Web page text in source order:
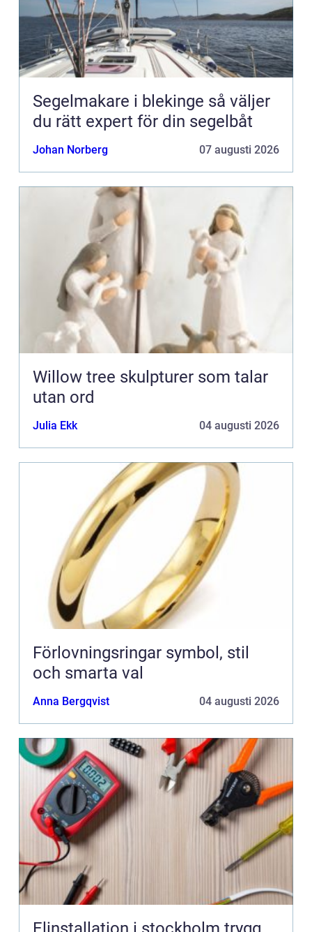
Segelmakare i blekinge så väljer
du rätt expert för din segelbåt
Johan Norberg 07 augusti 2026
Willow tree skulpturer som talar
utan ord
Julia Ekk 04 augusti 2026
Förlovningsringar symbol, stil
och smarta val
Anna Bergqvist 04 augusti 2026